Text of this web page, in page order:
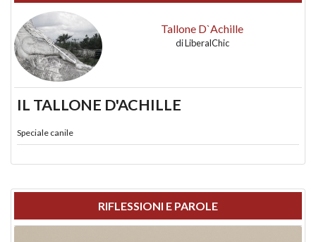
Tallone D`Achille
diLiberalChic
IL TALLONE D'ACHILLE
Speciale canile
RIFLESSIONI E PAROLE